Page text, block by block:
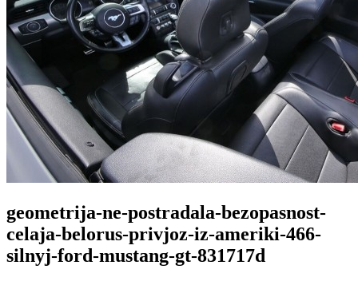
geometrija-ne-postradala-bezopasnost-
celaja-belorus-privjoz-iz-ameriki-466-
silnyj-ford-mustang-gt-831717d